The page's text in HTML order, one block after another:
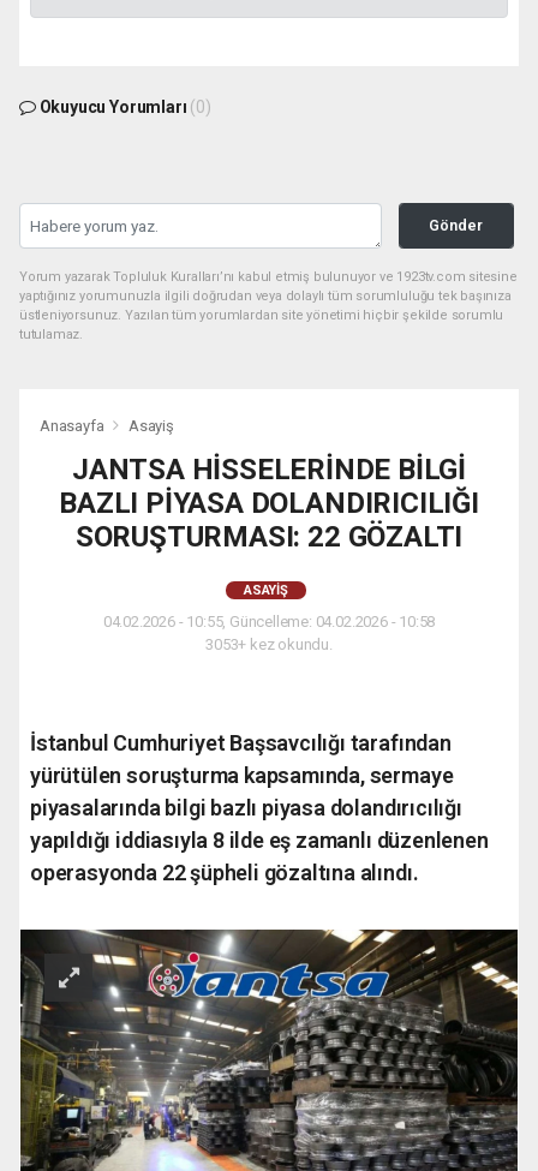
Okuyucu Yorumları (0)
Gönder
Yorum yazarak Topluluk Kuralları’nı kabul etmiş bulunuyor ve 1923tv.com sitesine
yaptığınız yorumunuzla ilgili doğrudan veya dolaylı tüm sorumluluğu tek başınıza
üstleniyorsunuz. Yazılan tüm yorumlardan site yönetimi hiçbir şekilde sorumlu
tutulamaz.
Anasayfa Asayiş
JANTSA HİSSELERİNDE BİLGİ
BAZLI PİYASA DOLANDIRICILIĞI
SORUŞTURMASI: 22 GÖZALTI
ASAYIŞ
04.02.2026 - 10:55, Güncelleme: 04.02.2026 - 10:58
3053+ kez okundu.
İstanbul Cumhuriyet Başsavcılığı tarafından
yürütülen soruşturma kapsamında, sermaye
piyasalarında bilgi bazlı piyasa dolandırıcılığı
yapıldığı iddiasıyla 8 ilde eş zamanlı düzenlenen
operasyonda 22 şüpheli gözaltına alındı.